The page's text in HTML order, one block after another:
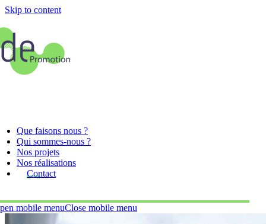
Skip to content
Que faisons nous ?
Qui sommes-nous ?
Nos projets
Nos réalisations
Contact
mobile menuClose mobile menu